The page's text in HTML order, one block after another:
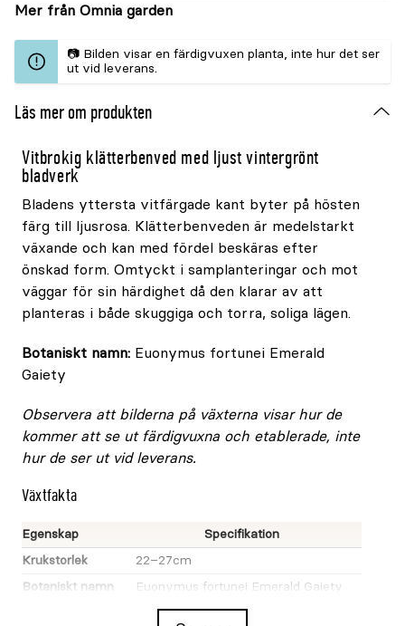
Mer från Omnia garden
📷 Bilden visar en färdigvuxen planta, inte hur det ser
ut vid leverans.
Läs mer om produkten
Vitbrokig klätterbenved med ljust vintergrönt
bladverk
Bladens yttersta vitfärgade kant byter på hösten
färg till ljusrosa. Klätterbenveden är medelstarkt
växande och kan med fördel beskäras efter
önskad form. Omtyckt i samplanteringar och mot
väggar för sin härdighet då den klarar av att
planteras i både skuggiga och torra, soliga lägen.
Botaniskt namn: Euonymus fortunei Emerald
Gaiety
Observera att bilderna på växterna visar hur de
kommer att se ut färdigvuxna och etablerade, inte
hur de ser ut vid leverans.
Växtfakta
Egenskap
Specifikation
Krukstorlek
22–27cm
Botaniskt namn
Euonymus fortunei Emerald Gaiety
vitbrokig klätterbenved uppstammad